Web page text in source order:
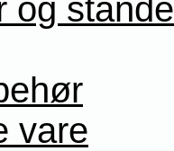
og
vare